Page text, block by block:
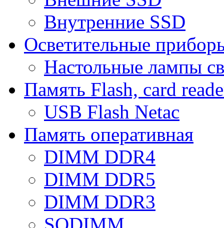
Внутренние SSD
Осветительные
Настольные лампы
Память Flash, card
USB Flash Netac
Память оперативная
DIMM DDR4
DIMM DDR5
DIMM DDR3